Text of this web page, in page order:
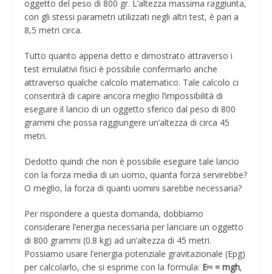
oggetto del peso di 800 gr. L’altezza massima raggiunta,
con gli stessi parametri utilizzati negli altri test, è pari a
8,5 metri circa.
Tutto quanto appena detto e dimostrato attraverso i
test emulativi fisici è possibile confermarlo anche
attraverso qualche calcolo matematico. Tale calcolo ci
consentirà di capire ancora meglio l’impossibilità di
eseguire il lancio di un oggetto sferico dal peso di 800
grammi che possa raggiungere un’altezza di circa 45
metri.
Dedotto quindi che non è possibile eseguire tale lancio
con la forza media di un uomo, quanta forza servirebbe?
O meglio, la forza di quanti uomini sarebbe necessaria?
Per rispondere a questa domanda, dobbiamo
considerare l’energia necessaria per lanciare un oggetto
di 800 grammi (0.8 kg) ad un’altezza di 45 metri.
Possiamo usare l’energia potenziale gravitazionale (Epg)
per calcolarlo, che si esprime con la formula: Eᵖᵍ = mgh,